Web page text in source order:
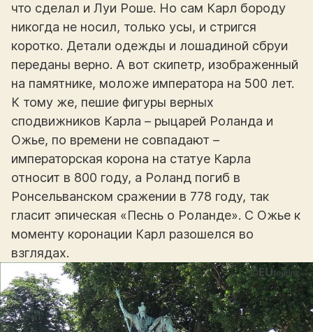
что сделал и Луи Роше. Но сам Карл бороду
никогда не носил, только усы, и стригся
коротко. Детали одежды и лошадиной сбруи
переданы верно. А вот скипетр, изображенный
на памятнике, моложе императора на 500 лет.
К тому же, пешие фигуры верных
сподвижников Карла – рыцарей Роланда и
Ожье, по времени не совпадают –
императорская корона на статуе Карла
относит в 800 году, а Роланд погиб в
Ронсельванском сражении в 778 году, так
гласит эпическая «Песнь о Роланде». С Ожье к
моменту коронации Карл разошелся во
взглядах.